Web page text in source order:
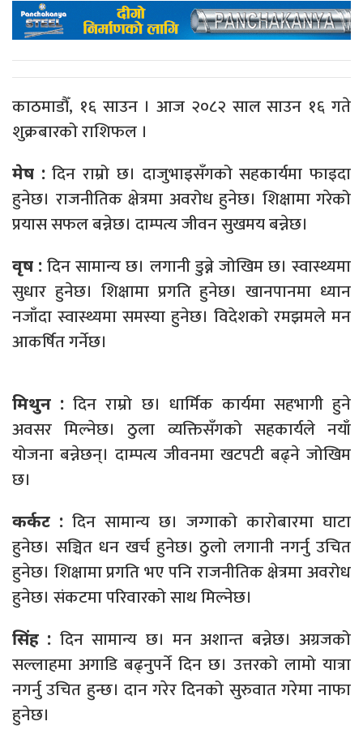
काठमाडौँ, १६ साउन । आज २०८२ साल साउन १६ गते
शुक्रबारको राशिफल ।
मेष : दिन राम्रो छ। दाजुभाइसँगको सहकार्यमा फाइदा
हुनेछ। राजनीतिक क्षेत्रमा अवरोध हुनेछ। शिक्षामा गरेको
प्रयास सफल बन्नेछ। दाम्पत्य जीवन सुखमय बन्नेछ।
वृष : दिन सामान्य छ। लगानी डुब्ने जोखिम छ। स्वास्थ्यमा
सुधार हुनेछ। शिक्षामा प्रगति हुनेछ। खानपानमा ध्यान
नजाँदा स्वास्थ्यमा समस्या हुनेछ। विदेशको रमझमले मन
आकर्षित गर्नेछ।
मिथुन : दिन राम्रो छ। धार्मिक कार्यमा सहभागी हुने
अवसर मिल्नेछ। ठुला व्यक्तिसँगको सहकार्यले नयाँ
योजना बन्नेछन्। दाम्पत्य जीवनमा खटपटी बढ्ने जोखिम
छ।
कर्कट : दिन सामान्य छ। जग्गाको कारोबारमा घाटा
हुनेछ। सञ्चित धन खर्च हुनेछ। ठुलो लगानी नगर्नु उचित
हुनेछ। शिक्षामा प्रगति भए पनि राजनीतिक क्षेत्रमा अवरोध
हुनेछ। संकटमा परिवारको साथ मिल्नेछ।
सिंह : दिन सामान्य छ। मन अशान्त बन्नेछ। अग्रजको
सल्लाहमा अगाडि बढ्नुपर्ने दिन छ। उत्तरको लामो यात्रा
नगर्नु उचित हुन्छ। दान गरेर दिनको सुरुवात गरेमा नाफा
हुनेछ।